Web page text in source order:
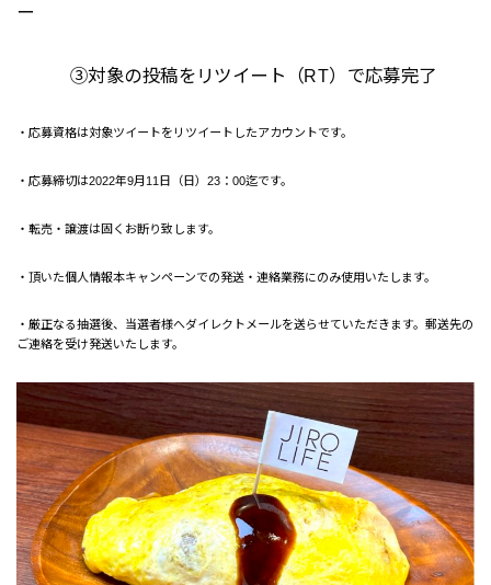
ー
③対象の投稿をリツイート（RT）で応募完了
・応募資格は対象ツイートをリツイートしたアカウントです。
・応募締切は2022年9月11日（日）23：00迄です。
・転売・譲渡は固くお断り致します。
・頂いた個人情報本キャンペーンでの発送・連絡業務にのみ使用いたします。
・厳正なる抽選後、当選者様へダイレクトメールを送らせていただきます。郵送先の
ご連絡を受け発送いたします。